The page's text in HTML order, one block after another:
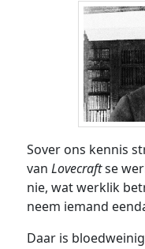
Sover ons kennis
vanLovecraftse
nie, wat werklik
neem iemand
Daar is